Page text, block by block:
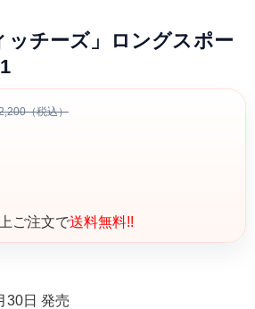
ッチーズ」ロングスポー
（税込）
ご注文で送料無料!!
30日 発売